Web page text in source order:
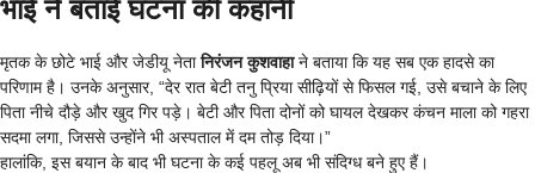
भाई ने बताई घटना की कहानी
मृतक के छोटे भाई और जेडीयू नेतानिरंजन कुशवाहाने बताया कि यह सब एक हादसे का
परिणाम है। उनके अनुसार, “देर रात बेटी तनु प्रिया सीढ़ियों से फिसल गई, उसे बचाने के लिए
पिता नीचे दौड़े और खुद गिर पड़े। बेटी और पिता दोनों को घायल देखकर कंचन माला को गहरा
सदमा लगा, जिससे उन्होंने भी अस्पताल में दम तोड़ दिया।”
हालांकि, इस बयान के बाद भी घटना के कई पहलू अब भी संदिग्ध बने हुए हैं।